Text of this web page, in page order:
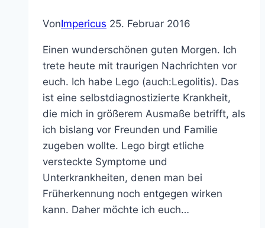
VonImpericus 25. Februar 2016
Einen wunderschönen guten Morgen. Ich
trete heute mit traurigen Nachrichten vor
euch. Ich habe Lego (auch:Legolitis). Das
ist eine selbstdiagnostizierte Krankheit,
die mich in größerem Ausmaße betrifft, als
ich bislang vor Freunden und Familie
zugeben wollte. Lego birgt etliche
versteckte Symptome und
Unterkrankheiten, denen man bei
Früherkennung noch entgegen wirken
kann. Daher möchte ich euch…